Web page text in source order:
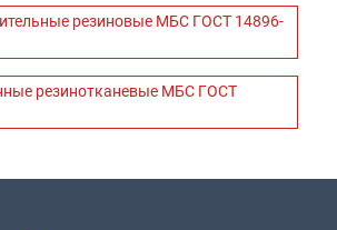
резиновые МБС ГОСТ 14896-
резинотканевые МБС ГОСТ